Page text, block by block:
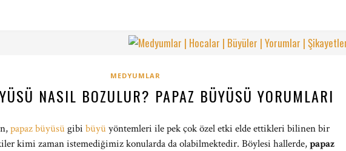
MEDYUMLAR
NASIL BOZULUR? PAPAZ BÜYÜSÜ YORUMLARI
papaz büyüsügibi büyüyöntemleri ile pek çok özel etki elde ettikleri bilinen bir
kimi zaman istemediğimiz konularda da olabilmektedir. Böylesi hallerde,papaz